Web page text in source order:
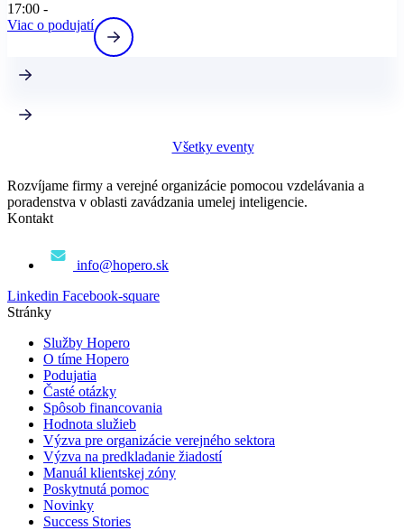
17:00 -
Viac o podujatí
Všetky eventy
Rozvíjame firmy a verejné organizácie pomocou vzdelávania a
poradenstva v oblasti zavádzania umelej inteligencie.
Kontakt
info@hopero.sk
Linkedin Facebook-square
Stránky
Služby Hopero
O tíme Hopero
Podujatia
Časté otázky
Spôsob financovania
Hodnota služieb
Výzva pre organizácie verejného sektora
Výzva na predkladanie žiadostí
Manuál klientskej zóny
Poskytnutá pomoc
Novinky
Success Stories